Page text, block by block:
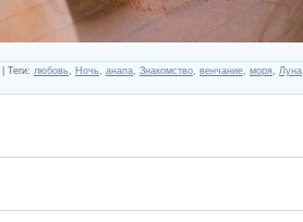
Теги: любовь Ночь анапа Знакомство венчание моря Луна